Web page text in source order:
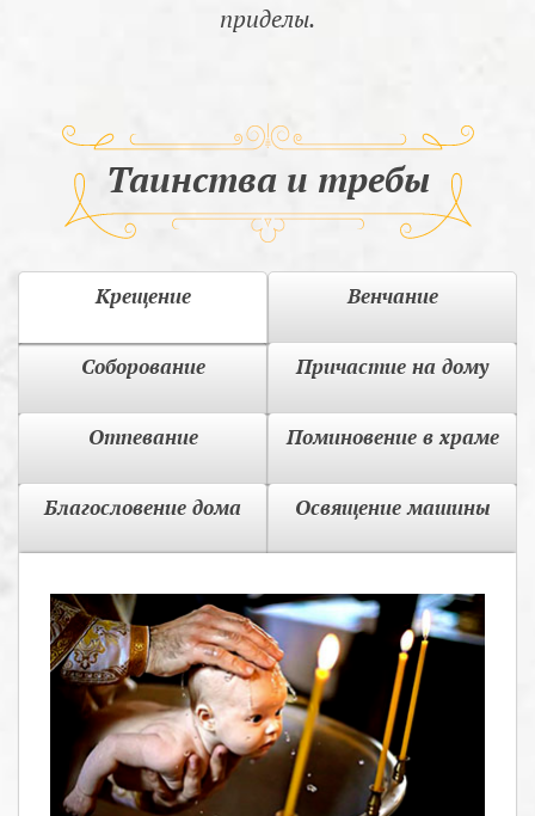
приделы.
Таинства и требы
Крещение Венчание
Соборование Причастие на дому
Отпевание Поминовение в храме
Благословение дома Освящение машины